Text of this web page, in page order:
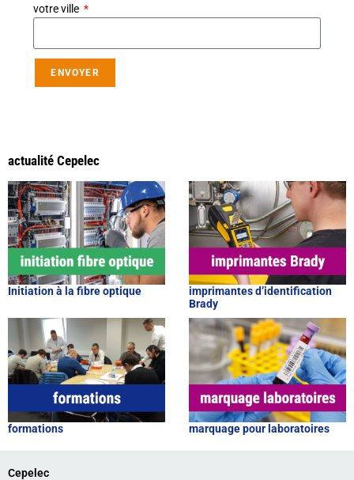
votre ville
ENVOYER
actualité Cepelec
Initiation à la fibre optique
imprimantes d’identification
Brady
formations marquage pour laboratoires
Cepelec